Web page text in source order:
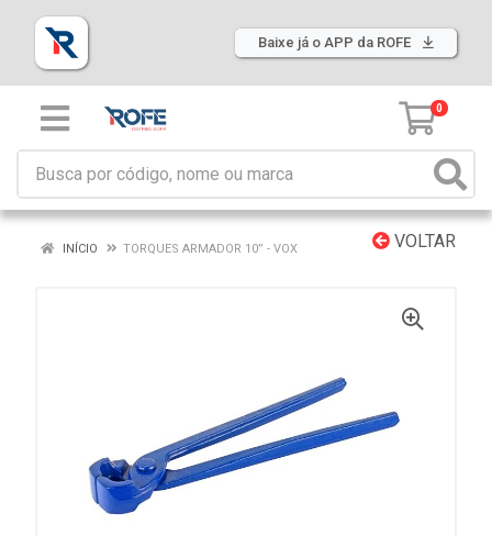
Baixe já o APP da ROFE
0
VOLTAR
INÍCIO TORQUES ARMADOR 10” - VOX